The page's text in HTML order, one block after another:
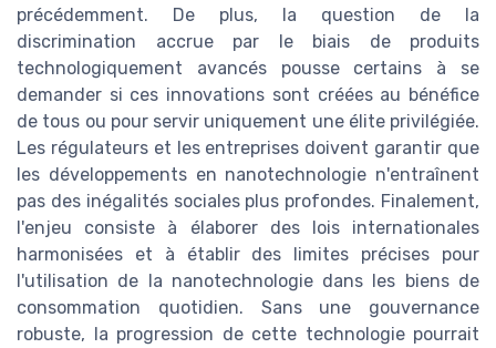
précédemment. De plus, la question de la
discrimination accrue par le biais de produits
technologiquement avancés pousse certains à se
demander si ces innovations sont créées au bénéfice
de tous ou pour servir uniquement une élite privilégiée.
Les régulateurs et les entreprises doivent garantir que
les développements en nanotechnologie n'entraînent
pas des inégalités sociales plus profondes. Finalement,
l'enjeu consiste à élaborer des lois internationales
harmonisées et à établir des limites précises pour
l'utilisation de la nanotechnologie dans les biens de
consommation quotidien. Sans une gouvernance
robuste, la progression de cette technologie pourrait